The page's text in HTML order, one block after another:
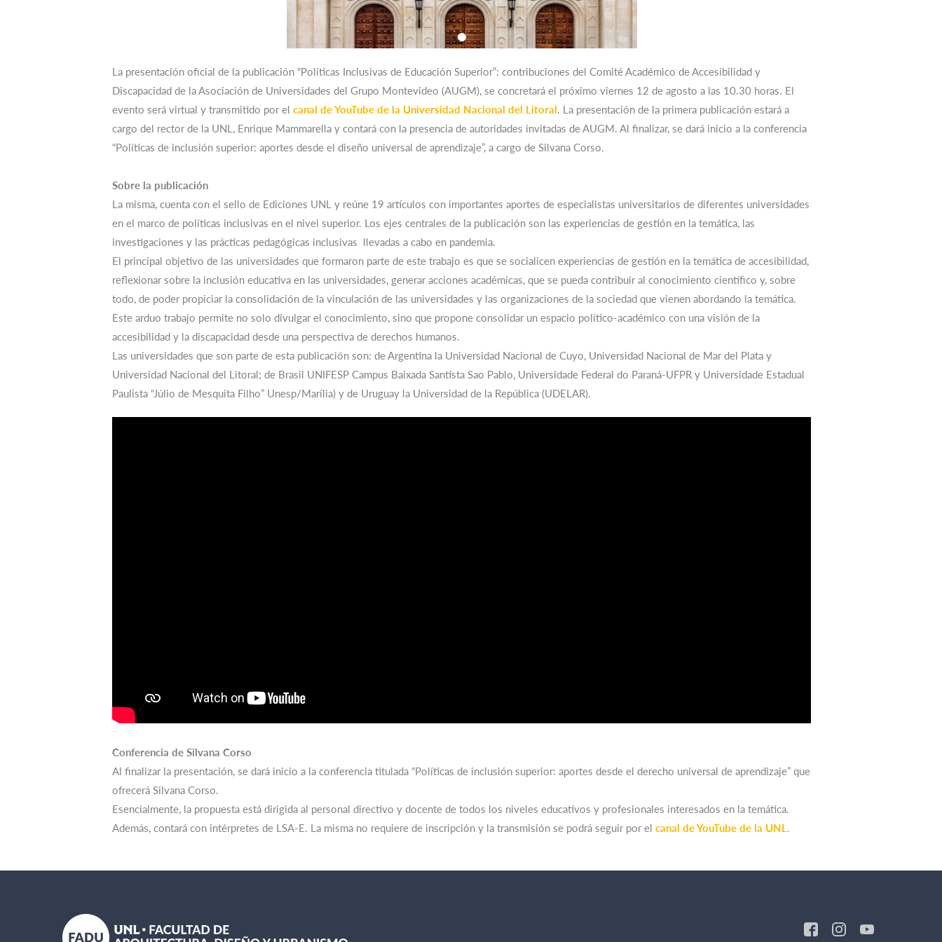
La presentación oficial de la publicación “Políticas Inclusivas de Educación Superior”: contribuciones del Comité Académico de Accesibilidad y
Discapacidad de la Asociación de Universidades del Grupo Montevideo (AUGM), se concretará el próximo viernes 12 de agosto a las 10.30 horas. El
evento será virtual y transmitido por el canal de YouTube de la Universidad Nacional del Litoral. La presentación de la primera publicación estará a
cargo del rector de la UNL, Enrique Mammarella y contará con la presencia de autoridades invitadas de AUGM. Al finalizar, se dará inicio a la conferencia
“Políticas de inclusión superior: aportes desde el diseño universal de aprendizaje”, a cargo de Silvana Corso.
Sobre la publicación
La misma, cuenta con el sello de Ediciones UNL y reúne 19 artículos con importantes aportes de especialistas universitarios de diferentes universidades
en el marco de políticas inclusivas en el nivel superior. Los ejes centrales de la publicación son las experiencias de gestión en la temática, las
investigaciones y las prácticas pedagógicas inclusivas llevadas a cabo en pandemia.
El principal objetivo de las universidades que formaron parte de este trabajo es que se socialicen experiencias de gestión en la temática de accesibilidad,
reflexionar sobre la inclusión educativa en las universidades, generar acciones académicas, que se pueda contribuir al conocimiento científico y, sobre
todo, de poder propiciar la consolidación de la vinculación de las universidades y las organizaciones de la sociedad que vienen abordando la temática.
Este arduo trabajo permite no solo divulgar el conocimiento, sino que propone consolidar un espacio político-académico con una visión de la
accesibilidad y la discapacidad desde una perspectiva de derechos humanos.
Las universidades que son parte de esta publicación son: de Argentina la Universidad Nacional de Cuyo, Universidad Nacional de Mar del Plata y
Universidad Nacional del Litoral; de Brasil UNIFESP Campus Baixada Santista Sao Pablo, Universidade Federal do Paraná-UFPR y Universidade Estadual
Paulista “Júlio de Mesquita Filho” Unesp/Marília) y de Uruguay la Universidad de la República (UDELAR).
Conferencia de Silvana Corso
Al finalizar la presentación, se dará inicio a la conferencia titulada “Políticas de inclusión superior: aportes desde el derecho universal de aprendizaje” que
ofrecerá Silvana Corso.
Esencialmente, la propuesta está dirigida al personal directivo y docente de todos los niveles educativos y profesionales interesados en la temática.
Además, contará con intérpretes de LSA-E. La misma no requiere de inscripción y la transmisión se podrá seguir por el canal de YouTube de la UNL.